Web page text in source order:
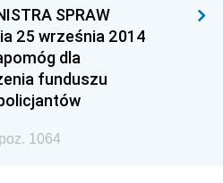
SPRAW
25 września 2014
dla
funduszu
1064